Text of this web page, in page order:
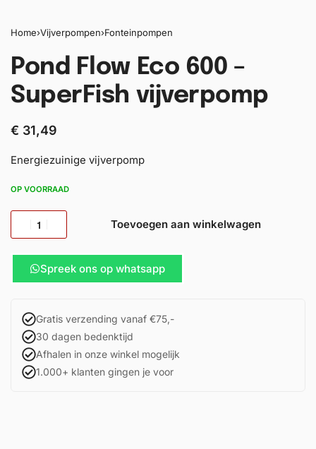
Home›Vijverpompen›Fonteinpompen
Pond Flow Eco 600 –
SuperFish vijverpomp
€ 31,49
Energiezuinige vijverpomp
OP VOORRAAD
Toevoegen aan winkelwagen
Spreek ons op whatsapp
Gratis verzending vanaf €75,-
30 dagen bedenktijd
Afhalen in onze winkel mogelijk
1.000+ klanten gingen je voor